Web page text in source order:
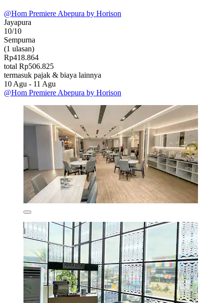
@Hom Premiere Abepura by Horison
Jayapura
10/10
Sempurna
(1 ulasan)
Rp418.864
total Rp506.825
termasuk pajak & biaya lainnya
10 Agu - 11 Agu
@Hom Premiere Abepura by Horison